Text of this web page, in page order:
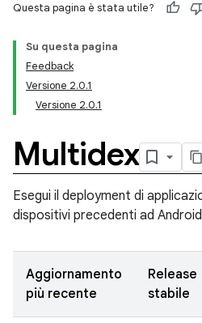
Questa pagina è stata utile?
Su questa pagina
Feedback
Versione 2.0.1
Versione 2.0.1
Multidex
Esegui il deployment di
dispositivi precedenti ad
Aggiornamento
più recente
Release
stabile